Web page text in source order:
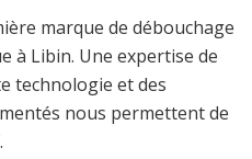
marque de débouchage
à Libin. Une expertise de
technologie et des
nous permettent de